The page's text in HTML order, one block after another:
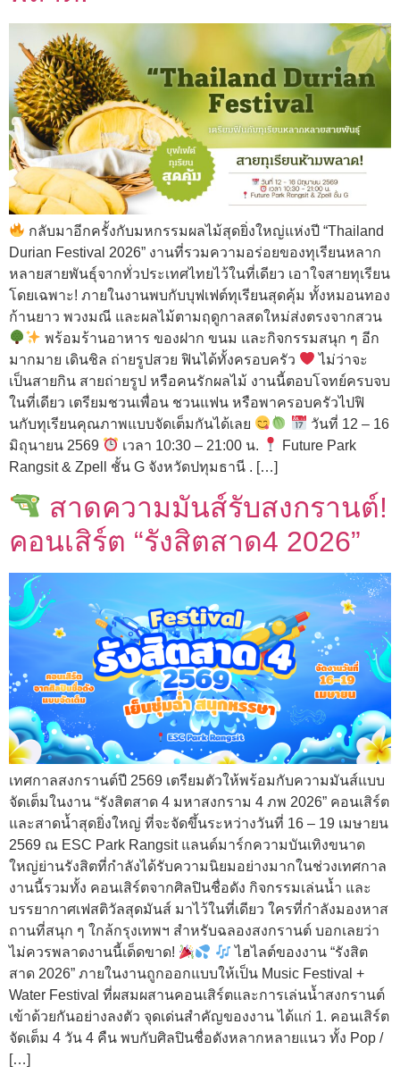
กลับมาอีกครั้งกับมหกรรมผลไม้สุดยิ่งใหญ่แห่งปี “Thailand
Durian Festival 2026” งานที่รวมความอร่อยของทุเรียนหลาก
หลายสายพันธุ์จากทั่วประเทศไทยไว้ในที่เดียว เอาใจสายทุเรียน
โดยเฉพาะ! ภายในงานพบกับบุฟเฟต์ทุเรียนสุดคุ้ม ทั้งหมอนทอง
ก้านยาว พวงมณี และผลไม้ตามฤดูกาลสดใหม่ส่งตรงจากสวน
พร้อมร้านอาหาร ของฝาก ขนม และกิจกรรมสนุก ๆ อีก
มากมาย เดินชิล ถ่ายรูปสวย ฟินได้ทั้งครอบครัว
ไม่ว่าจะ
เป็นสายกิน สายถ่ายรูป หรือคนรักผลไม้ งานนี้ตอบโจทย์ครบจบ
ในที่เดียว เตรียมชวนเพื่อน ชวนแฟน หรือพาครอบครัวไปฟิ
นกับทุเรียนคุณภาพแบบจัดเต็มกันได้เลย
วันที่ 12 – 16
มิถุนายน 2569
เวลา 10:30 – 21:00 น.
Future Park
Rangsit & Zpell ชั้น G จังหวัดปทุมธานี . […]
สาดความมันส์รับสงกรานต์!
คอนเสิร์ต “รังสิตสาด4 2026”
เทศกาลสงกรานต์ปี 2569 เตรียมตัวให้พร้อมกับความมันส์แบบ
จัดเต็มในงาน “รังสิตสาด 4 มหาสงกราม 4 ภพ 2026” คอนเสิร์ต
และสาดน้ำสุดยิ่งใหญ่ ที่จะจัดขึ้นระหว่างวันที่ 16 – 19 เมษายน
2569 ณ ESC Park Rangsit แลนด์มาร์กความบันเทิงขนาด
ใหญ่ย่านรังสิตที่กำลังได้รับความนิยมอย่างมากในช่วงเทศกาล
งานนี้รวมทั้ง คอนเสิร์ตจากศิลปินชื่อดัง กิจกรรมเล่นน้ำ และ
บรรยากาศเฟสติวัลสุดมันส์ มาไว้ในที่เดียว ใครที่กำลังมองหาส
ถานที่สนุก ๆ ใกล้กรุงเทพฯ สำหรับฉลองสงกรานต์ บอกเลยว่า
ไม่ควรพลาดงานนี้เด็ดขาด!
ไฮไลต์ของงาน “รังสิต
สาด 2026” ภายในงานถูกออกแบบให้เป็น Music Festival +
Water Festival ที่ผสมผสานคอนเสิร์ตและการเล่นน้ำสงกรานต์
เข้าด้วยกันอย่างลงตัว จุดเด่นสำคัญของงาน ได้แก่ 1. คอนเสิร์ต
จัดเต็ม 4 วัน 4 คืน พบกับศิลปินชื่อดังหลากหลายแนว ทั้ง Pop /
[…]